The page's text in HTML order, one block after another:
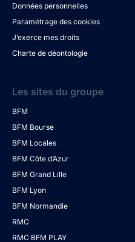
Données personnelles
Paramétrage des cookies
J’exerce mes droits
Charte de déontologie
Les sites du groupe
BFM
BFM Bourse
BFM Locales
BFM Côte d’Azur
BFM Grand Lille
BFM Lyon
BFM Normandie
RMC
RMC BFM PLAY